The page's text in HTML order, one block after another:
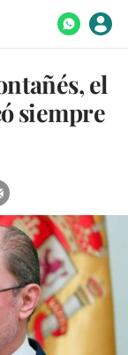
el
siempre